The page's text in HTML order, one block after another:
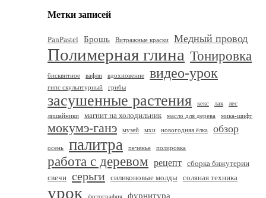
Метки записей
PanPastel Брошь Витражные краски Медный провод
Полимерная глина Тонировка
бисквитное вафли вдохновение видео-урок
гипс скульптурный грибы
засушенные растения кекс лак
лес
лишайники
магнит на холодильник масло для дерева мика-шифт
мокумэ-ганэ музей мхи новогодняя ёлка обзор
осень палитра печенье полировка
работа с деревом рецепт сборка бижутерии
свечи серьги силиконовые молды соляная техника
урок фотография фурнитура